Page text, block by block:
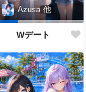
Azusa 他
Wデート